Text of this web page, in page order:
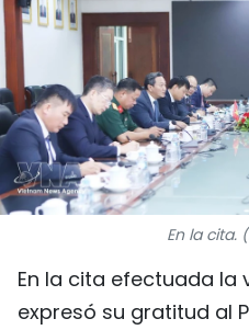
TIẾNG
ENGLISH
中文
En la cita.
En la cita efectuada la
expresó su gratitud al